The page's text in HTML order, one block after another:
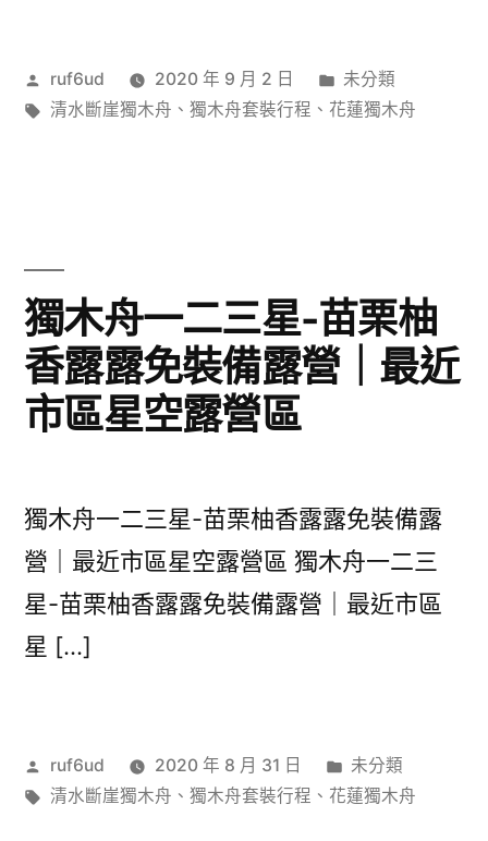
作
者:
ruf6ud 2020 年 9 月 2 日
分
類:
未分類
標
清水斷崖獨木舟 、 獨木舟套裝行程 、 花蓮獨木舟
獨木舟一二三星-苗栗柚
香露露免裝備露營｜最近
市區星空露營區
獨木舟一二三星-苗栗柚香露露免裝備露
營｜最近市區星空露營區 獨木舟一二三
星-苗栗柚香露露免裝備露營｜最近市區
星 […]
作
者:
ruf6ud 2020 年 8 月 31 日
分
類:
未分類
標
清水斷崖獨木舟 、 獨木舟套裝行程 、 花蓮獨木舟